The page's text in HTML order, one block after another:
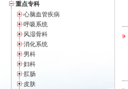
重点专科
心脑血管疾病
呼吸系统
风湿骨科
消化系统
男科
妇科
肛肠
皮肤